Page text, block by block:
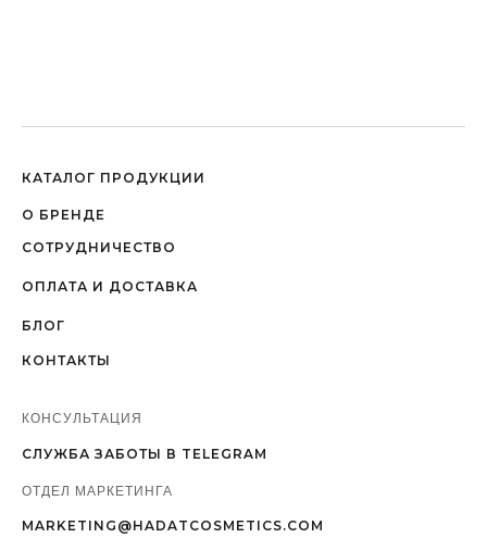
СОТРУДНИЧЕСТВО
О БРЕНДЕ
КАТАЛОГ ПРОДУКЦИИ
MARKETING@HADATCOSMETICS.COM
СЛУЖБА ЗАБОТЫ В TELEGRAM
БЛОГ
КОНТАКТЫ
ОПЛАТА И ДОСТАВКА
КОНСУЛЬТАЦИЯ
ОТДЕЛ МАРКЕТИНГА